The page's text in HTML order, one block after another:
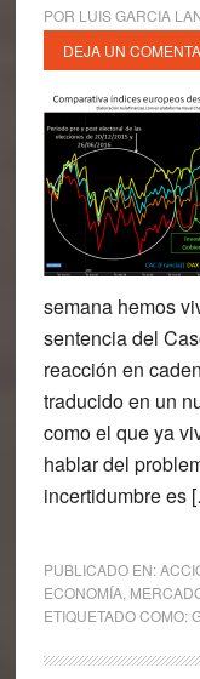
POR LUIS GARCIA
DEJA UN
semana hemos
sentencia del
reacción en
traducido en un
como el que ya
hablar del
incertidumbre es
PUBLICADO EN:
ECONOMÍA,
ETIQUETADO COMO: